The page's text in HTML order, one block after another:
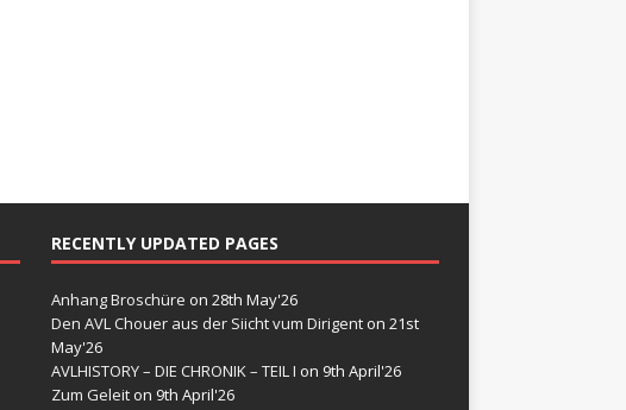
RECENTLY UPDATED PAGES
Anhang Broschüre on 28th May'26
Den AVL Chouer aus der Siicht vum Dirigenton 21st
May'26
AVLHISTORY – DIE CHRONIK – TEIL I on 9th April'26
Zum Geleiton 9th April'26